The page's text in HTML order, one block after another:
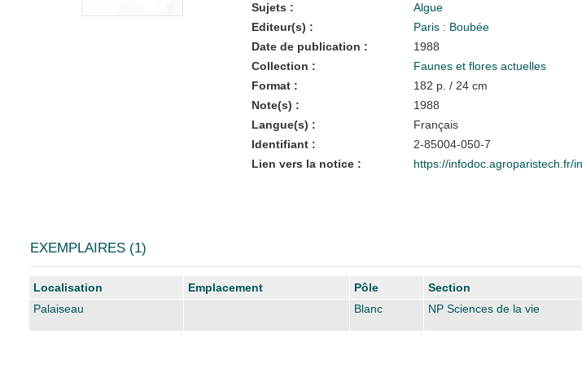
Sujets :
Algue
Editeur(s) :
Paris : Boubée
Date de publication :
1988
Collection :
Faunes et flores actuelles
Format :
182 p. / 24 cm
Note(s) :
1988
Langue(s) :
Français
Identifiant :
2-85004-050-7
Lien vers la notice :
https://infodoc.agroparistech.fr/
EXEMPLAIRES (1)
Liste des exemplaires
Localisation Emplacement Pôle Section
Palaiseau
Blanc NP Sciences de la vie